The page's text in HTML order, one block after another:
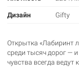
Дизайн Gifty
Открытка «Лабиринт
среди тысяч дорог —
чувства всегда ведут